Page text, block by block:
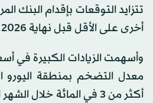
تتزايد التوقعات بإقدام البنك
أخرى على الأقل قبل نهاية 2026.
وأسهمت الزيادات الكبيرة في
أكثر من 3 في المائة خلال